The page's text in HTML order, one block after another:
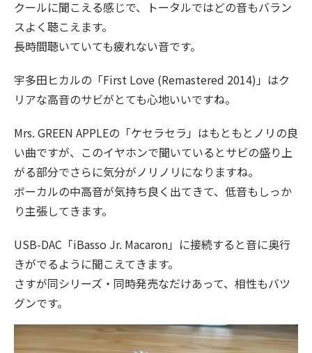
クールに聞こえる感じで、トータルではどの音もバラン
スよく聴こえます。
長時間聴いていても疲れない音です。
宇多田ヒカルの「First Love (Remastered 2014)」はク
リアな高音のサビがとても心地いいですね。
Mrs. GREEN APPLEの「ケセラセラ」はもともとノリの良
い曲ですが、このイヤホンで聞いているとサビの盛り上
がる部分でさらに気分がノリノリになりますね。
ボーカルの中高音が気持ち良く出てきて、低音もしっか
り主張してきます。
USB-DAC「iBasso Jr. Macaron」に接続すると音に奥行
きがでるように聞こえてきます。
さすが同シリーズ・同時発売なだけあって、相性もバツ
グンです。